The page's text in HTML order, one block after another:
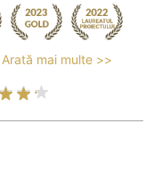
Arată mai multe >>